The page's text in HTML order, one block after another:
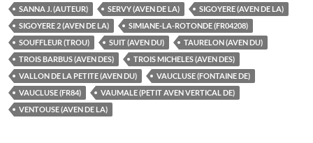
SANNA J. (AUTEUR) SERVY (AVEN DE LA)
SIGOYERE (AVEN DE LA)
SIGOYERE 2 (AVEN DE LA)
SIMIANE-LA-ROTONDE (FR04208)
SOUFFLEUR (TROU)
SUIT (AVEN DU)
TAURELON (AVEN DU)
TROIS BARBUS (AVEN DES)
TROIS MICHELES (AVEN DES)
VALLON DE LA PETITE (AVEN DU)
VAUCLUSE (FONTAINE DE)
VAUCLUSE (FR84)
VAUMALE (PETIT AVEN VERTICAL DE)
VENTOUSE (AVEN DE LA)